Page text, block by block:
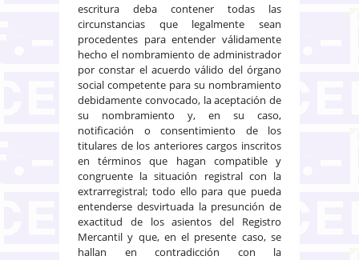
escritura deba contener todas las
circunstancias que legalmente sean
procedentes para entender válidamente
hecho el nombramiento de administrador
por constar el acuerdo válido del órgano
social competente para su nombramiento
debidamente convocado, la aceptación de
su nombramiento y, en su caso,
notificación o consentimiento de los
titulares de los anteriores cargos inscritos
en términos que hagan compatible y
congruente la situación registral con la
extrarregistral; todo ello para que pueda
entenderse desvirtuada la presunción de
exactitud de los asientos del Registro
Mercantil y que, en el presente caso, se
hallan en contradicción con la